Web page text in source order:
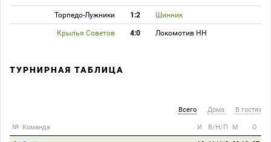
Торпедо-Лужники 1:2 Шинник
Крылья Советов 4:0 Локомотив НН
ТУРНИРНАЯ ТАБЛИЦА
Всего Дома В гостях
№ Команда И В/Н/П М О